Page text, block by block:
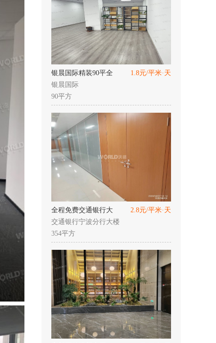
银晨国际精装90平全
1.8元/平米·天
银晨国际
90平方
全程免费交通银行大
2.8元/平米·天
交通银行宁波分行大楼
354平方